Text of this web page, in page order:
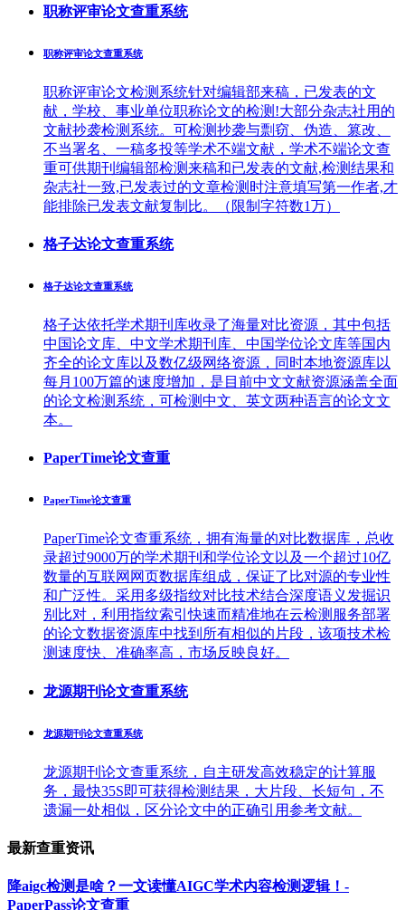
职称评审论文查重系统
职称评审论文查重系统
职称评审论文检测系统针对编辑部来稿，已发表的文
献，学校、事业单位职称论文的检测!大部分杂志社用的
文献抄袭检测系统。可检测抄袭与剽窃、伪造、篡改、
不当署名、一稿多投等学术不端文献，学术不端论文查
重可供期刊编辑部检测来稿和已发表的文献,检测结果和
杂志社一致,已发表过的文章检测时注意填写第一作者,才
能排除已发表文献复制比。（限制字符数1万）
格子达论文查重系统
格子达论文查重系统
格子达依托学术期刊库收录了海量对比资源，其中包括
中国论文库、中文学术期刊库、中国学位论文库等国内
齐全的论文库以及数亿级网络资源，同时本地资源库以
每月100万篇的速度增加，是目前中文文献资源涵盖全面
的论文检测系统，可检测中文、英文两种语言的论文文
本。
PaperTime论文查重
PaperTime论文查重
PaperTime论文查重系统，拥有海量的对比数据库，总收
录超过9000万的学术期刊和学位论文以及一个超过10亿
数量的互联网网页数据库组成，保证了比对源的专业性
和广泛性。采用多级指纹对比技术结合深度语义发掘识
别比对，利用指纹索引快速而精准地在云检测服务部署
的论文数据资源库中找到所有相似的片段，该项技术检
测速度快、准确率高，市场反映良好。
龙源期刊论文查重系统
龙源期刊论文查重系统
龙源期刊论文查重系统，自主研发高效稳定的计算服
务，最快35S即可获得检测结果，大片段、长短句，不
遗漏一处相似，区分论文中的正确引用参考文献。
最新查重资讯
降aigc检测是啥？一文读懂AIGC学术内容检测逻辑！-
PaperPass论文查重